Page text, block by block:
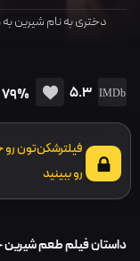
دختری به نام شیرین
5.3
79%
فیلترشکن‌تون
رو ببینید
داستان فیلم طعم شیرین